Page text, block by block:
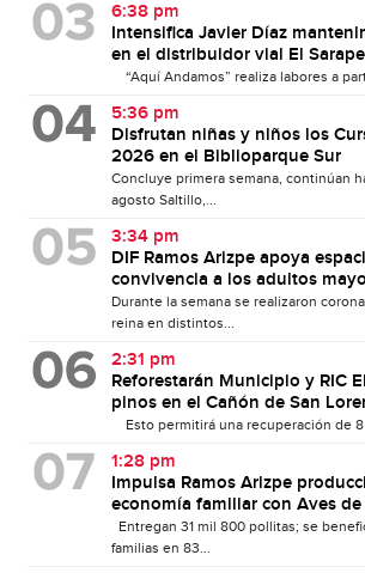
6:38 pm
Intensifica Javier Díaz
en el distribuidor vial El Sarape
“Aquí Andamos” realiza labores a
5:36 pm
Disfrutan niñas y niños los
2026 en el Biblioparque Sur
Concluye primera semana, continúan
agosto Saltillo,...
3:34 pm
DIF Ramos Arizpe apoya
convivencia a los adultos
Durante la semana se realizaron
reina en distintos...
2:31 pm
Reforestarán Municipio y RIC
pinos en el Cañón de San
Esto permitirá una recuperación de 8
1:28 pm
Impulsa Ramos Arizpe
economía familiar con Aves de
Entregan 31 mil 800 pollitas; se
familias en 83...